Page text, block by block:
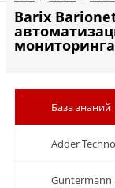
Barix
мониторинга
База знаний
Adder
Guntermann